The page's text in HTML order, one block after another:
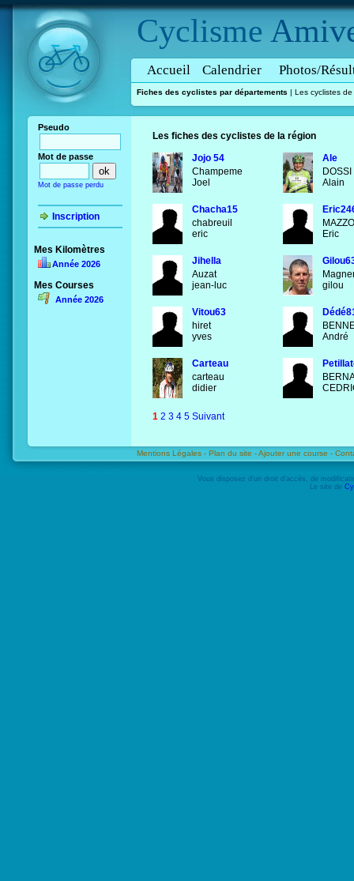
Cyclisme
Accueil Calendrier Photos/
Fiches des cyclistes par départements | Les cyclistes
Pseudo
Mot de passe
Mot de passe perdu
Inscription
Mes Kilomètres
Année 2026
Mes Courses
Année 2026
Les fiches des cyclistes de la région
Jojo 54
Champeme
Joel
Ale
DOSSI
Alain
Chacha15
chabreuil
eric
Eric
Jihella
Auzat
jean-luc
gilou
Vitou63
hiret
yves
André
Carteau
carteau
didier
1 2 3 4 5 Suivant
Mentions Légales - Plan du site -Ajouter une course -
Vous disposez d'un droit d'accès, de
Le site de